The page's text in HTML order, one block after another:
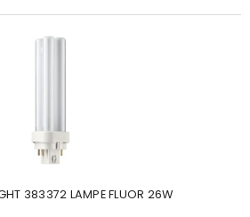
383372 LAMPE FLUOR 26W